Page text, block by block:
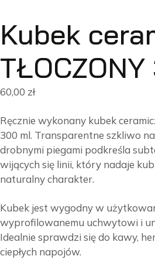
Kubek
TŁOCZONY
60,00 zł
Ręcznie wykonany kubek
300 ml. Transparentne szkliwo
drobnymi piegami podkreśla
wijących się linii, który nadaje
naturalny charakter.
Kubek jest wygodny w
wyprofilowanemu uchwytowi i
Idealnie sprawdzi się do kawy,
ciepłych napojów.